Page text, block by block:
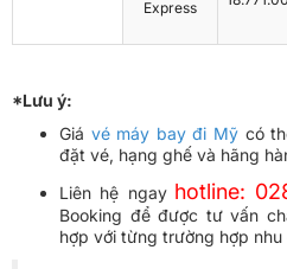
Express
*Lưu ý:
Giá vé máy bay đi Mỹ có
đặt vé, hạng ghế và hãng
Liên hệ ngay hotline:
Booking để được tư vấn
hợp với từng trường hợp nhu